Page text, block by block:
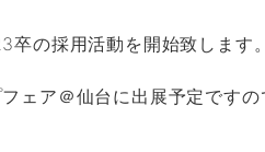
の採用活動を開始致します。
ェア＠仙台に出展予定です